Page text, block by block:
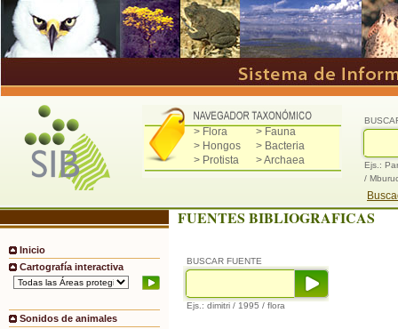
> Flora
> Fauna
> Hongos
> Bacteria
> Protista
> Archaea
Ejs.:
/
Inicio
Cartografía interactiva
Sonidos de animales
FUENTES BIBLIOGRAFICAS
BUSCAR FUENTE
Ejs.: dimitri / 1995 / flora